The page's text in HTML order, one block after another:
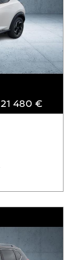
21 480 €